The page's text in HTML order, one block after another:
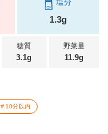
塩分
1.3g
糖質
3.1g
野菜量
11.9g
10分以内